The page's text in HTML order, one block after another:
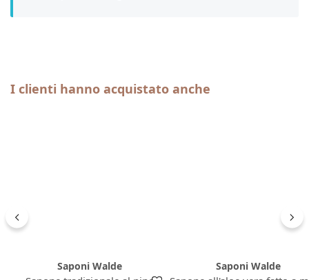
Salta la galleria dei prodotti
I clienti hanno acquistato anche
Saponi Walde Saponi Walde